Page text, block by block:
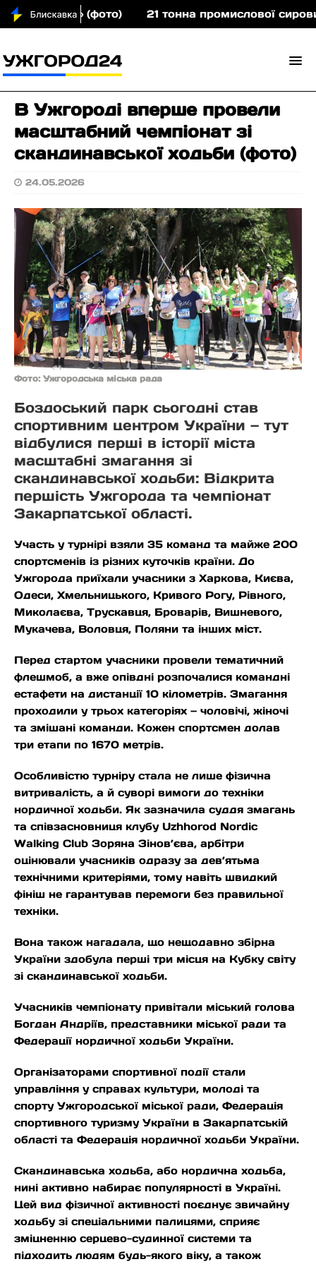
(фото) 21 тонна промислової сировини:
В Ужгороді вперше провели
масштабний чемпіонат зі
скандинавської ходьби (фото)
24.05.2026
Фото: Ужгородська міська рада
Боздоський парк сьогодні став
спортивним центром України — тут
відбулися перші в історії міста
масштабні змагання зі
скандинавської ходьби: Відкрита
першість Ужгорода та чемпіонат
Закарпатської області.
Участь у турнірі взяли 35 команд та майже 200
спортсменів із різних куточків країни. До
Ужгорода приїхали учасники з Харкова, Києва,
Одеси, Хмельницького, Кривого Рогу, Рівного,
Миколаєва, Трускавця, Броварів, Вишневого,
Мукачева, Воловця, Поляни та інших міст.
Перед стартом учасники провели тематичний
флешмоб, а вже опівдні розпочалися командні
естафети на дистанції 10 кілометрів. Змагання
проходили у трьох категоріях — чоловічі, жіночі
та змішані команди. Кожен спортсмен долав
три етапи по 1670 метрів.
Особливістю турніру стала не лише фізична
витривалість, а й суворі вимоги до техніки
нордичної ходьби. Як зазначила суддя змагань
та співзасновниця клубу Uzhhorod Nordic
Walking Club Зоряна Зінов’єва, арбітри
оцінювали учасників одразу за дев’ятьма
технічними критеріями, тому навіть швидкий
фініш не гарантував перемоги без правильної
техніки.
Вона також нагадала, що нещодавно збірна
України здобула перші три місця на Кубку світу
зі скандинавської ходьби.
Учасників чемпіонату привітали міський голова
Богдан Андріїв, представники міської ради та
Федерації нордичної ходьби України.
Організаторами спортивної події стали
управління у справах культури, молоді та
спорту Ужгородської міської ради, Федерація
спортивного туризму України в Закарпатській
області та Федерація нордичної ходьби України.
Скандинавська ходьба, або нордична ходьба,
нині активно набирає популярності в Україні.
Цей вид фізичної активності поєднує звичайну
ходьбу зі спеціальними палицями, сприяє
зміцненню серцево-судинної системи та
підходить людям будь-якого віку, а також